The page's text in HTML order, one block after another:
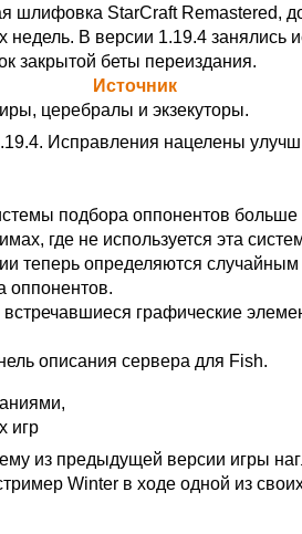
шлифовка StarCraft Remastered,
недель. В версии 1.19.4 занялись
закрытой беты переиздания.
Источник
церебралы и экзекуторы.
Исправления нацелены
подбора оппонентов больше
где не используется эта
теперь определяются случайным
оппонентов.
графические
описания сервера для Fish.
игр
из предыдущей версии игры
Winter в ходе одной из